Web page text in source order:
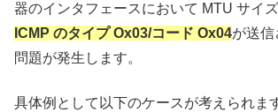
器のインタフェースにおいて MTU サイ
ICMP のタイプ Ox03/コード Ox04が送信
問題が発生します。
具体例として以下のケースが考えられま